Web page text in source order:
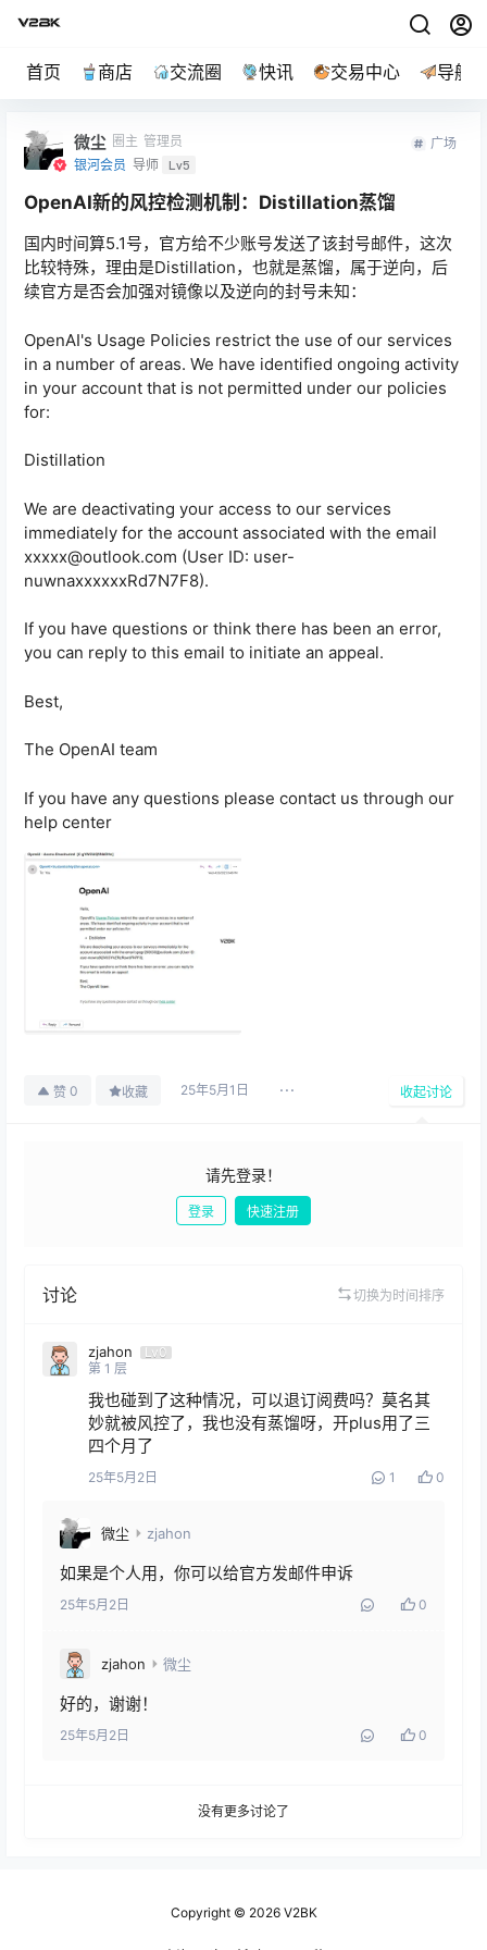
首页 商店 交流圈 快讯 交易中心 导航
微尘 圈主 管理员
银河会员 导师 Lv5
广场
OpenAI新的风控检测机制：Distillation蒸馏
国内时间算5.1号，官方给不少账号发送了该封号邮件，这次
比较特殊，理由是Distillation，也就是蒸馏，属于逆向，后
续官方是否会加强对镜像以及逆向的封号未知：
OpenAI's Usage Policies restrict the use of our services
in a number of areas. We have identified ongoing activity
in your account that is not permitted under our policies
for:
Distillation
We are deactivating your access to our services
immediately for the account associated with the email
xxxxx@outlook.com (User ID: user-
nuwnaxxxxxxRd7N7F8).
If you have questions or think there has been an error,
you can reply to this email to initiate an appeal.
Best,
The OpenAI team
If you have any questions please contact us through our
help center
赞 0 收藏 25年5月1日 收起讨论
请先登录！
登录 快速注册
讨论 切换为时间排序
zjahon
Lv0
第 1 层
我也碰到了这种情况，可以退订阅费吗？莫名其
妙就被风控了，我也没有蒸馏呀，开plus用了三
四个月了
25年5月2日 1 0
微尘 zjahon
如果是个人用，你可以给官方发邮件申诉
25年5月2日 0
zjahon 微尘
好的，谢谢！
25年5月2日 0
没有更多讨论了
Copyright © 2026V2BK